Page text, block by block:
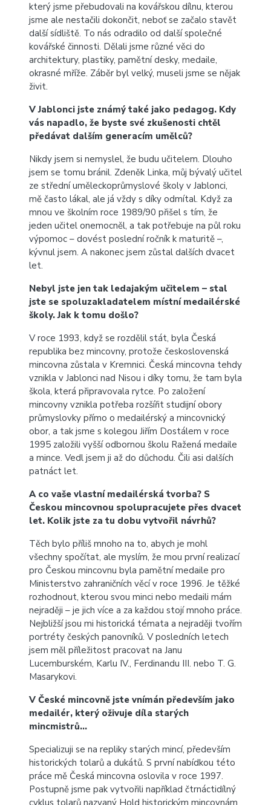
který jsme přebudovali na kovářskou dílnu, kterou
jsme ale nestačili dokončit, neboť se začalo stavět
další sídliště. To nás odradilo od další společné
kovářské činnosti. Dělali jsme různé věci do
architektury, plastiky, pamětní desky, medaile,
okrasné mříže. Záběr byl velký, museli jsme se nějak
živit.
V Jablonci jste známý také jako pedagog. Kdy
vás napadlo, že byste své zkušenosti chtěl
předávat dalším generacím umělců?
Nikdy jsem si nemyslel, že budu učitelem. Dlouho
jsem se tomu bránil. Zdeněk Linka, můj bývalý učitel
ze střední uměleckoprůmyslové školy v Jablonci,
mě často lákal, ale já vždy s díky odmítal. Když za
mnou ve školním roce 1989/90 přišel s tím, že
jeden učitel onemocněl, a tak potřebuje na půl roku
výpomoc – dovést poslední ročník k maturitě –,
kývnul jsem. A nakonec jsem zůstal dalších dvacet
let.
Nebyl jste jen tak ledajakým učitelem – stal
jste se spoluzakladatelem místní medailérské
školy. Jak k tomu došlo?
V roce 1993, když se rozdělil stát, byla Česká
republika bez mincovny, protože československá
mincovna zůstala v Kremnici. Česká mincovna tehdy
vznikla v Jablonci nad Nisou i díky tomu, že tam byla
škola, která připravovala rytce. Po založení
mincovny vznikla potřeba rozšířit studijní obory
průmyslovky přímo o medailérský a mincovnický
obor, a tak jsme s kolegou Jiřím Dostálem v roce
1995 založili vyšší odbornou školu Ražená medaile
a mince. Vedl jsem ji až do důchodu. Čili asi dalších
patnáct let.
A co vaše vlastní medailérská tvorba? S
Českou mincovnou spolupracujete přes dvacet
let. Kolik jste za tu dobu vytvořil návrhů?
Těch bylo příliš mnoho na to, abych je mohl
všechny spočítat, ale myslím, že mou první realizací
pro Českou mincovnu byla pamětní medaile pro
Ministerstvo zahraničních věcí v roce 1996. Je těžké
rozhodnout, kterou svou minci nebo medaili mám
nejraději – je jich více a za každou stojí mnoho práce.
Nejbližší jsou mi historická témata a nejraději tvořím
portréty českých panovníků. V posledních letech
jsem měl příležitost pracovat na Janu
Lucemburském, Karlu IV., Ferdinandu III. nebo T. G.
Masarykovi.
V České mincovně jste vnímán především jako
medailér, který oživuje díla starých
mincmistrů…
Specializuji se na repliky starých mincí, především
historických tolarů a dukátů. S první nabídkou této
práce mě Česká mincovna oslovila v roce 1997.
Postupně jsme pak vytvořili například čtrnáctidílný
cyklus tolarů nazvaný Hold historickým mincovnám